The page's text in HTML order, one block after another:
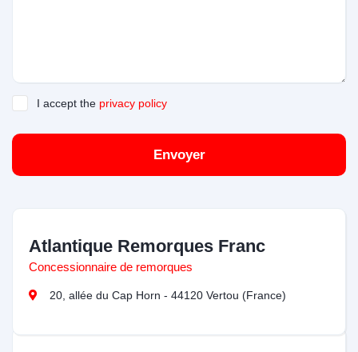
I accept the privacy policy
Envoyer
Atlantique Remorques Franc
Concessionnaire de remorques
20, allée du Cap Horn - 44120 Vertou (France)